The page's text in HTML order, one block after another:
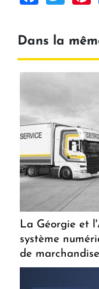
Dans la
La Géorgie et
système
de